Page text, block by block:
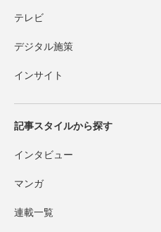
テレビ
デジタル施策
インサイト
記事スタイルから探す
インタビュー
マンガ
連載一覧